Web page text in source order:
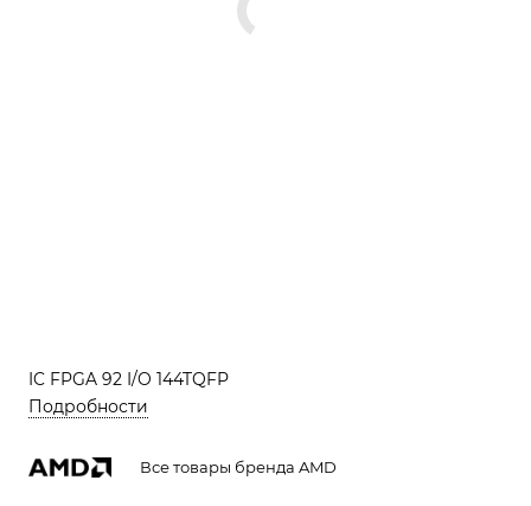
IC FPGA 92 I/O 144TQFP
Подробности
Все товары бренда AMD